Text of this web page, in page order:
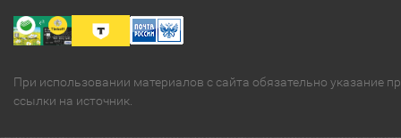
При использовании материалов с сайта обязательно указание
ссылки на источник.